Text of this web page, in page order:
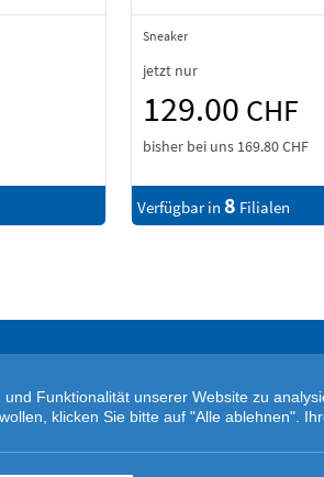
Sneaker
jetzt nur
129.00 CHF
bisher bei uns 169.80 CHF
Verfügbar in 8 Filialen
Funktionalität unserer Website zu
klicken Sie bitte auf "Alle ablehnen".